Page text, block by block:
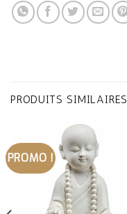
PRODUITS SIMILAIRES
PROMO !